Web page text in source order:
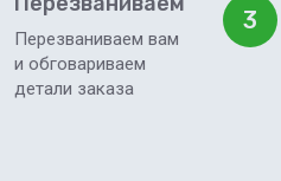
Перезваниваем вам
и обговариваем
детали заказа
3